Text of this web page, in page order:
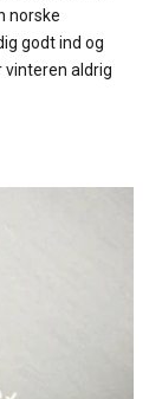
norske
godt ind og
vinteren aldrig